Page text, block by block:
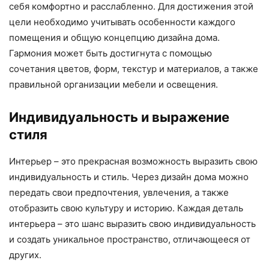
себя комфортно и расслабленно. Для достижения этой
цели необходимо учитывать особенности каждого
помещения и общую концепцию дизайна дома.
Гармония может быть достигнута с помощью
сочетания цветов, форм, текстур и материалов, а также
правильной организации мебели и освещения.
Индивидуальность и выражение
стиля
Интерьер – это прекрасная возможность выразить свою
индивидуальность и стиль. Через дизайн дома можно
передать свои предпочтения, увлечения, а также
отобразить свою культуру и историю. Каждая деталь
интерьера – это шанс выразить свою индивидуальность
и создать уникальное пространство, отличающееся от
других.